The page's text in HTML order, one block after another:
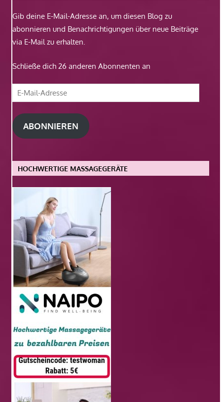
Gib deine E-Mail-Adresse an, um diesen Blog zu
abonnieren und Benachrichtigungen über neue Beiträge
via E-Mail zu erhalten.
Schließe dich 26 anderen Abonnenten an
E-
Mail-
Adresse
ABONNIEREN
HOCHWERTIGE MASSAGEGERÄTE